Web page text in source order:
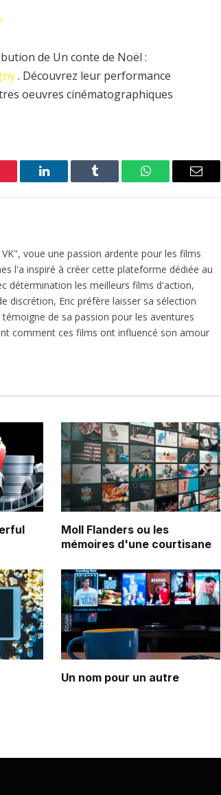
de Un conte de Noël :
. Découvrez leur performance
oeuvres cinématographiques
LinkedIn Tumblr WhatsAppEmail
voue une passion ardente pour les films
l'a inspiré à créer cette plateforme dédiée au
détermination les meilleurs films d'action,
discrétion, Eric préfère laisser sa sélection
de sa passion pour les aventures
comment ces films ont influencé son amour
Moll Flanders ou les
mémoires d'une courtisane
Un nom pour un autre